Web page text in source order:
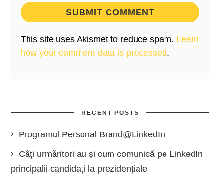
This site uses Akismet to reduce spam. Learn
how your comment data is processed.
RECENT POSTS
Programul Personal Brand@LinkedIn
Câți urmăritori au și cum comunică pe LinkedIn
principalii candidați la prezidențiale